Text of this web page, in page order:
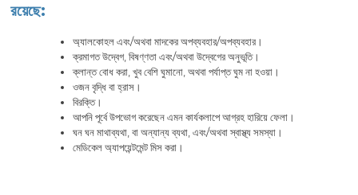
রয়েছে:
অ্যালকোহল এবং/অথবা মাদকের অপব্যবহার/অপব্যবহার।
ক্রমাগত উদ্বেগ, বিষণ্ণতা এবং/অথবা উদ্বেগের অনুভূতি।
ক্লান্ত বোধ করা, খুব বেশি ঘুমানো, অথবা পর্যাপ্ত ঘুম না হওয়া।
ওজন বৃদ্ধি বা হ্রাস।
বিরক্তি।
আপনি পূর্বে উপভোগ করেছেন এমন কার্যকলাপে আগ্রহ হারিয়ে ফেলা।
ঘন ঘন মাথাব্যথা, বা অন্যান্য ব্যথা, এবং/অথবা স্বাস্থ্য সমস্যা।
মেডিকেল অ্যাপয়েন্টমেন্ট মিস করা।